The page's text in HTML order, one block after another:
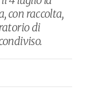
con raccolta,
di